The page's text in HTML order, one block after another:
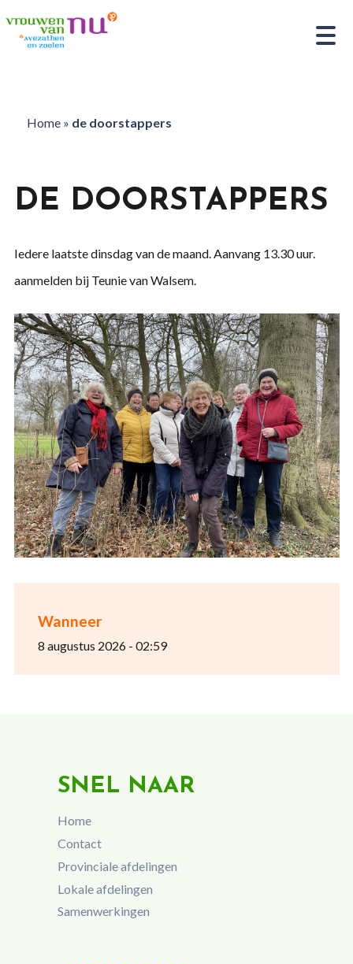
Home» de doorstappers
Wanneer
8 augustus 2026 - 02:59
DE DOORSTAPPERS
Iedere laatste dinsdag van de maand. Aanvang 13.30 uur.
aanmelden bij Teunie van Walsem.
SNEL NAAR
Home
Contact
Provinciale afdelingen
Lokale afdelingen
Samenwerkingen